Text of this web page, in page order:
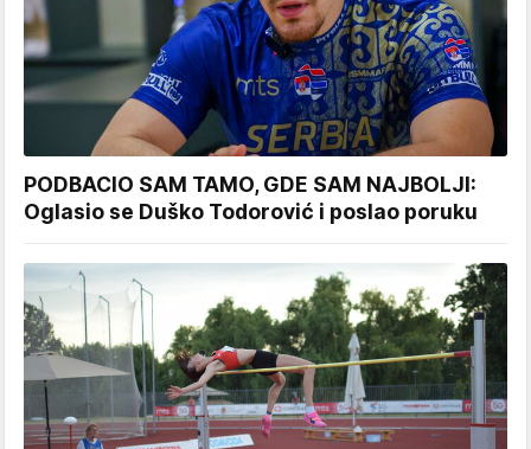
PODBACIO SAM TAMO, GDE SAM NAJBOLJI:
Oglasio se Duško Todorović i poslao poruku